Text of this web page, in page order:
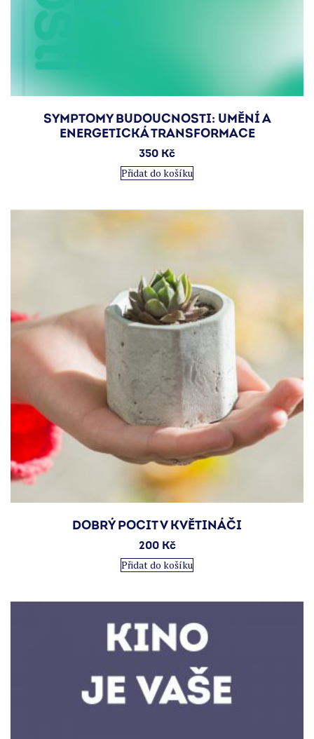
SYMPTOMY BUDOUCNOSTI: UMĚNÍ A
ENERGETICKÁ TRANSFORMACE
350 Kč
Přidat do košíku
DOBRÝ POCIT V KVĚTINÁČI
200 Kč
Přidat do košíku